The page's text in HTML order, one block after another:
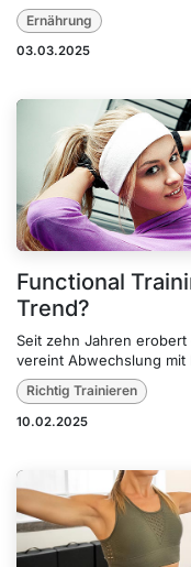
Ernährung
03.03.2025
Functional
Trend?
Seit zehn Jahren
vereint Abwechslung mit
Richtig Trainieren
10.02.2025